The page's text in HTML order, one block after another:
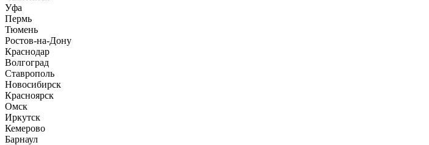
Уфа
Пермь
Тюмень
Ростов-на-Дону
Краснодар
Волгоград
Ставрополь
Новосибирск
Красноярск
Омск
Иркутск
Кемерово
Барнаул